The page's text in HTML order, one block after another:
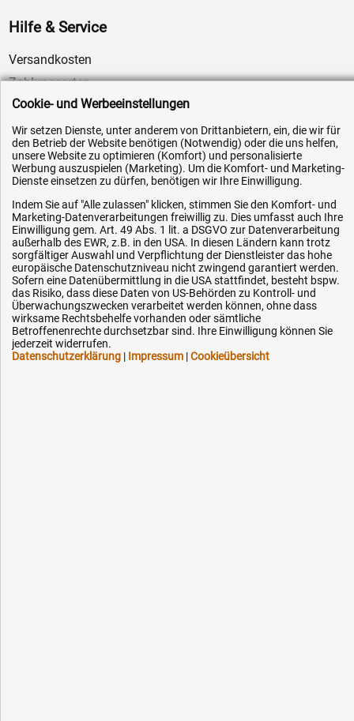
Hilfe & Service
Versandkosten
Zahlungsarten
Service
AGB / Widerrufsrecht
Datenschutz
Impressum
Karriere
OEM-Ersatzteile
Technik-Hilfe
Downloads
Kontakt
Ihre Hytec-Hydraulik Vorteile
Cookie- und Werbeeinstellungen
Wir setzen Dienste, unter anderem von Drittanbietern, ein, die wir für
den Betrieb der Website benötigen (Notwendig) oder die uns helfen,
unsere Website zu optimieren (Komfort) und personalisierte
Werbung auszuspielen (Marketing). Um die Komfort- und Marketing-
Dienste einsetzen zu dürfen, benötigen wir Ihre Einwilligung.
Indem Sie auf "Alle zulassen" klicken, stimmen Sie den Komfort- und
Marketing-Datenverarbeitungen freiwillig zu. Dies umfasst auch Ihre
Einwilligung gem. Art. 49 Abs. 1 lit. a DSGVO zur Datenverarbeitung
außerhalb des EWR, z.B. in den USA. In diesen Ländern kann trotz
sorgfältiger Auswahl und Verpflichtung der Dienstleister das hohe
europäische Datenschutzniveau nicht zwingend garantiert werden.
Sofern eine Datenübermittlung in die USA stattfindet, besteht bspw.
das Risiko, dass diese Daten von US-Behörden zu Kontroll- und
Überwachungszwecken verarbeitet werden können, ohne dass
wirksame Rechtsbehelfe vorhanden oder sämtliche
Betroffenenrechte durchsetzbar sind. Ihre Einwilligung können Sie
jederzeit widerrufen.
Datenschutzerklärung | Impressum |Cookieübersicht